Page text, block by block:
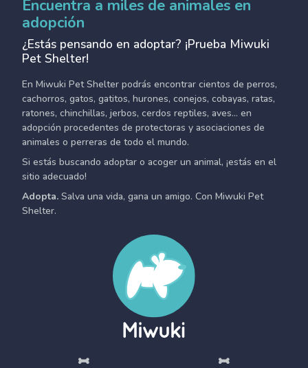
Encuentra a miles de animales en
adopción
¿Estás pensando en adoptar? ¡Prueba Miwuki
Pet Shelter!
En Miwuki Pet Shelter podrás encontrar cientos de perros,
cachorros, gatos, gatitos, hurones, conejos, cobayas, ratas,
ratones, chinchillas, jerbos, cerdos reptiles, aves... en
adopción procedentes de protectoras y asociaciones de
animales o perreras de todo el mundo.
Si estás buscando adoptar o acoger un animal, ¡estás en el
sitio adecuado!
Adopta. Salva una vida, gana un amigo. Con Miwuki Pet
Shelter.